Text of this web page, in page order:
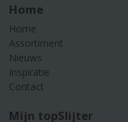
Home
Home
Assortiment
Nieuws
Inspiratie
Contact
Mijn topSlijter